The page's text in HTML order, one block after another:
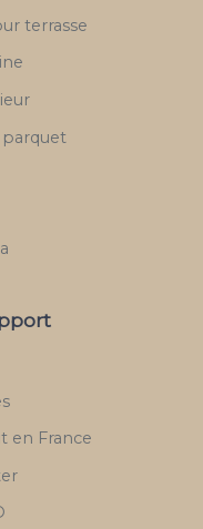
terrasse
en France